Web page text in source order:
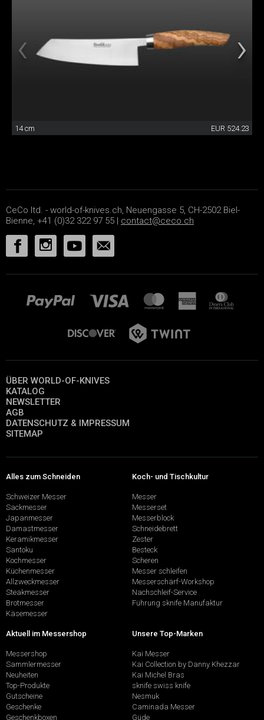
14 cm EUR 524.23
CeCo ltd. - world-of-knives.ch, Neuengasse 5, CH-2502 Biel-
Bienne, +41 (0)32 322 97 55 | contact@ceco.ch
ÜBER WORLD-OF-KNIVES
KATALOG
NEWSLETTER
AGB
DATENSCHUTZ & IMPRESSUM
SITEMAP
Alles zum Schneiden
Schweizer Messer
Sackmesser
Japanmesser
Damastmesser
Keramikmesser
Santoku
Kochmesser
Küchenmesser
Allzweckmesser
Steakmesser
Brotmesser
Käsemesser
Koch- und Tischkultur
Messer
Messerset
Messerblock
Schneidebrett
Zester
Besteck
Scheren
Messer schleifen
Messerschärf-Workshop
Nachschleif-Service
Führung sknife Manufaktur
Aktuell im Messershop
Messershop
Sammlermesser
Neuheiten
Top-Produkte
Gutscheine
Geschenke
Geschenkboxen
Unsere Top-Marken
Kai Messer
Kai Collection by Danny Khezzar
Kai Michel Bras
sknife swiss knife
Nesmuk
Caminada Messer
Güde